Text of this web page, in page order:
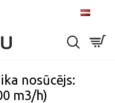
nosūcējs:
m3/h)